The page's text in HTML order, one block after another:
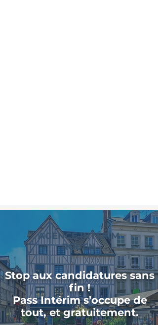
AGENCE INTÉRIM
ROUEN
Stop aux candidatures sans
fin !
Pass Intérim s’occupe de
tout, et gratuitement.